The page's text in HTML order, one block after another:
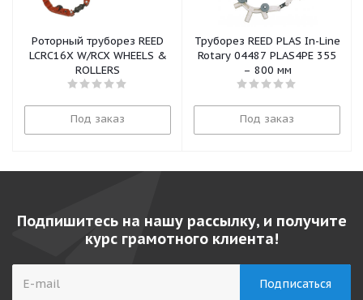
Роторный труборез REED
LCRC16X W/RCX WHEELS &
ROLLERS
Под заказ
Труборез REED PLAS In-Line
Rotary 04487 PLAS4PE 355
– 800 мм
Под заказ
Подпишитесь на нашу рассылку, и получите
курс грамотного клиента!